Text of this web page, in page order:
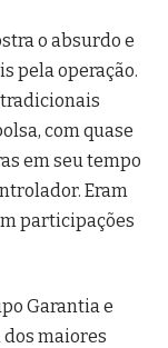
o absurdo e
pela operação.
tradicionais
com quase
em seu tempo
Eram
participações
Garantia e
maiores